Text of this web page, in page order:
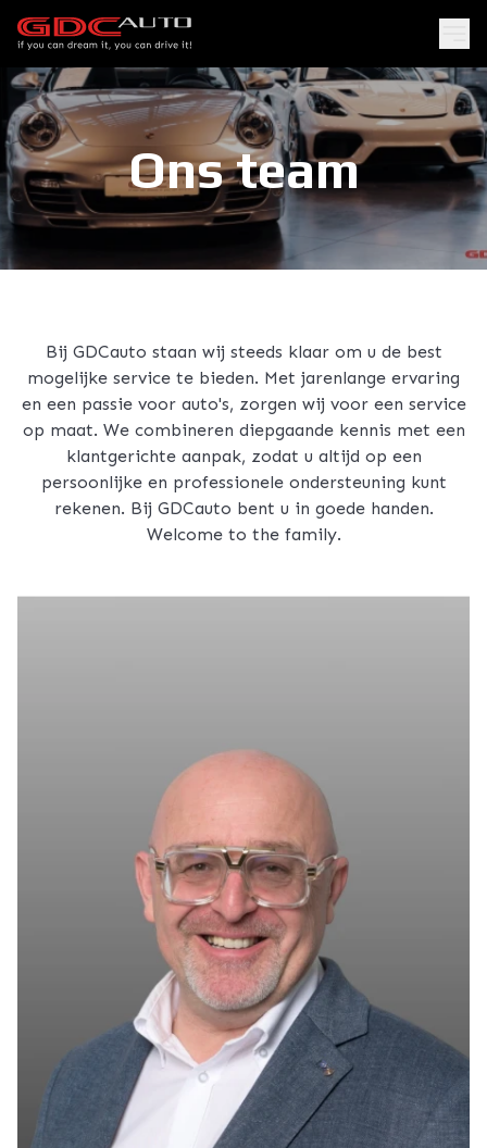
Ons team
Bij GDCauto staan wij steeds klaar om u de best
mogelijke service te bieden. Met jarenlange ervaring
en een passie voor auto's, zorgen wij voor een service
op maat. We combineren diepgaande kennis met een
klantgerichte aanpak, zodat u altijd op een
persoonlijke en professionele ondersteuning kunt
rekenen. Bij GDCauto bent u in goede handen.
Welcome to the family.